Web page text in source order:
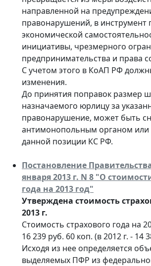
направленной на
правонарушений, в инструмент
экономической
инициативы, чрезмерного
предпринимательства и права
С учетом этого в КоАП РФ
изменения.
До принятия поправок размер
назначаемого юрлицу за
правонарушение, может быть
антимонопольным органом или
данной позиции КС РФ.
Постановление
января 2013 г. N 8 "О
года на 2013 год"
Утверждена стоимость
2013 г.
Стоимость страхового года на
16 239 руб. 60 коп. (в 2012 г. - 14
Исходя из нее определяется
выделяемых ПФР из